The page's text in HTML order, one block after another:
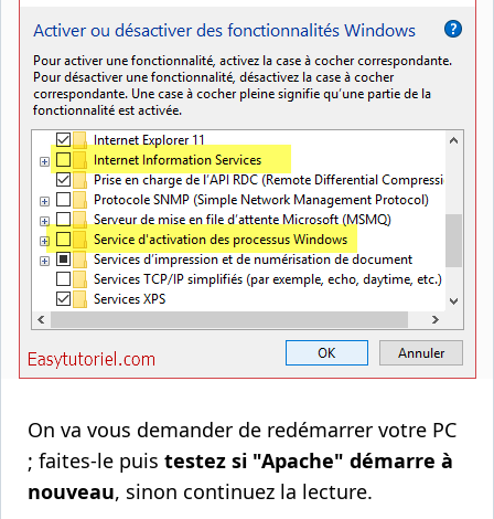
On va vous demander de redémarrer votre PC
; faites-le puis testez si "Apache" démarre à
nouveau, sinon continuez la lecture.